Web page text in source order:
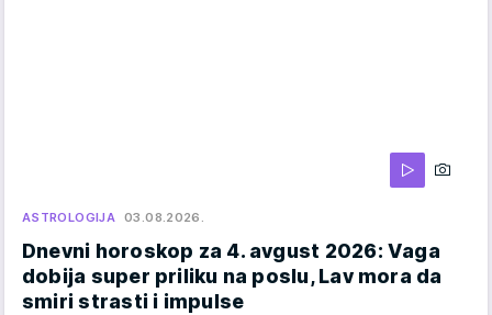
ASTROLOGIJA 03.08.2026.
Dnevni horoskop za 4. avgust 2026: Vaga
dobija super priliku na poslu, Lav mora da
smiri strasti i impulse